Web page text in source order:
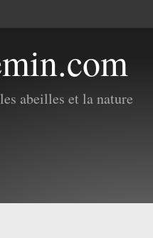
abeilles et la nature